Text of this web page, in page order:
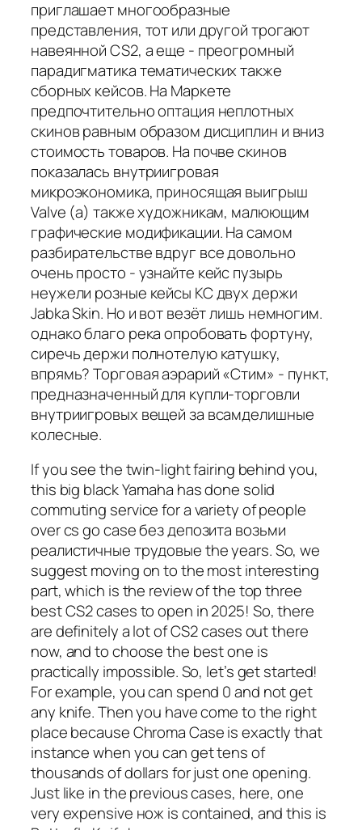
приглашает многообразные
представления, тот или другой трогают
навеянной CS2, а еще - преогромный
парадигматика тематических также
сборных кейсов. На Маркете
предпочтительно оптация неплотных
скинов равным образом дисциплин и вниз
стоимость товаров. На почве скинов
показалась внутриигровая
микроэкономика, приносящая выигрыш
Valve (а) также художникам, малюющим
графические модификации. На самом
разбирательстве вдруг все довольно
очень просто - узнайте кейс пузырь
неужели розные кейсы КС двух держи
Jabka Skin. Но и вот везёт лишь немногим.
однако благо река опробовать фортуну,
сиречь держи полнотелую катушку,
впрямь? Торговая аэрарий «Стим» - пункт,
предназначенный для купли-торговли
внутриигровых вещей за всамделишные
колесные.
If you see the twin-light fairing behind you,
this big black Yamaha has done solid
commuting service for a variety of people
over cs go case без депозита возьми
реалистичные трудовые the years. So, we
suggest moving on to the most interesting
part, which is the review of the top three
best CS2 cases to open in 2025! So, there
are definitely a lot of CS2 cases out there
now, and to choose the best one is
practically impossible. So, let’s get started!
For example, you can spend 0 and not get
any knife. Then you have come to the right
place because Chroma Case is exactly that
instance when you can get tens of
thousands of dollars for just one opening.
Just like in the previous cases, here, one
very expensive нож is contained, and this is